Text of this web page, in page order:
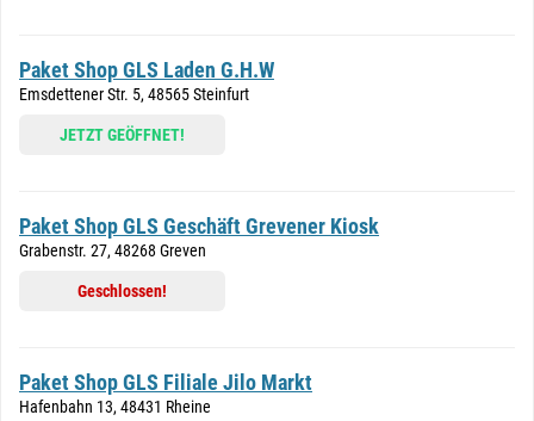
Paket Shop GLS Laden G.H.W
Emsdettener Str. 5, 48565 Steinfurt
JETZT GEÖFFNET!
Paket Shop GLS Geschäft Grevener Kiosk
Grabenstr. 27, 48268 Greven
Geschlossen!
Paket Shop GLS Filiale Jilo Markt
Hafenbahn 13, 48431 Rheine